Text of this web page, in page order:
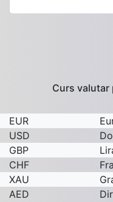
Curs
EUR
USD
GBP
CHF
XAU
AED